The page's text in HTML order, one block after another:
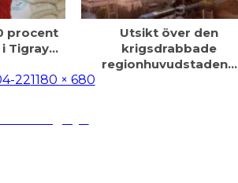
procent
Tigray…
Utsikt över den
krigsdrabbade
regionhuvudstaden…
22Full
1180 × 680